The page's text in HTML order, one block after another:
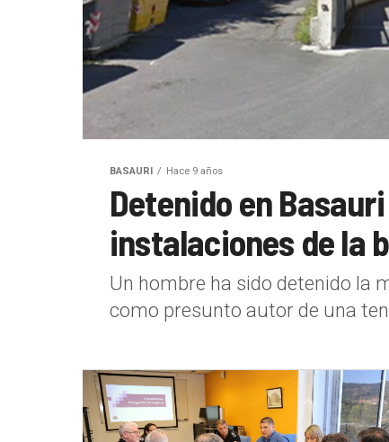
BASAURI Hace 9 años
Detenido en
instalaciones de la
Un hombre ha sido detenido la
como presunto autor de una